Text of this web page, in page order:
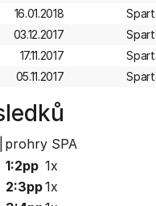
16.01.2018
03.12.2017
17.11.2017
05.11.2017
prohry SPA
1:2pp 1x
2:3pp1x